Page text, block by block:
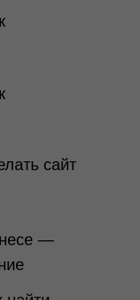
сайт
—